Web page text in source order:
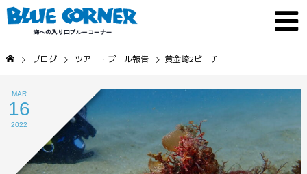
ブログ ツアー・プール報告 黄金崎2ビーチ
MAR
16
2022